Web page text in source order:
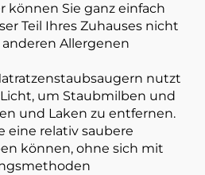
können Sie ganz einfach
Teil Ihres Zuhauses nicht
Allergenen
nutzt
um Staubmilben und
und Laken zu entfernen.
eine relativ saubere
können, ohne sich mit